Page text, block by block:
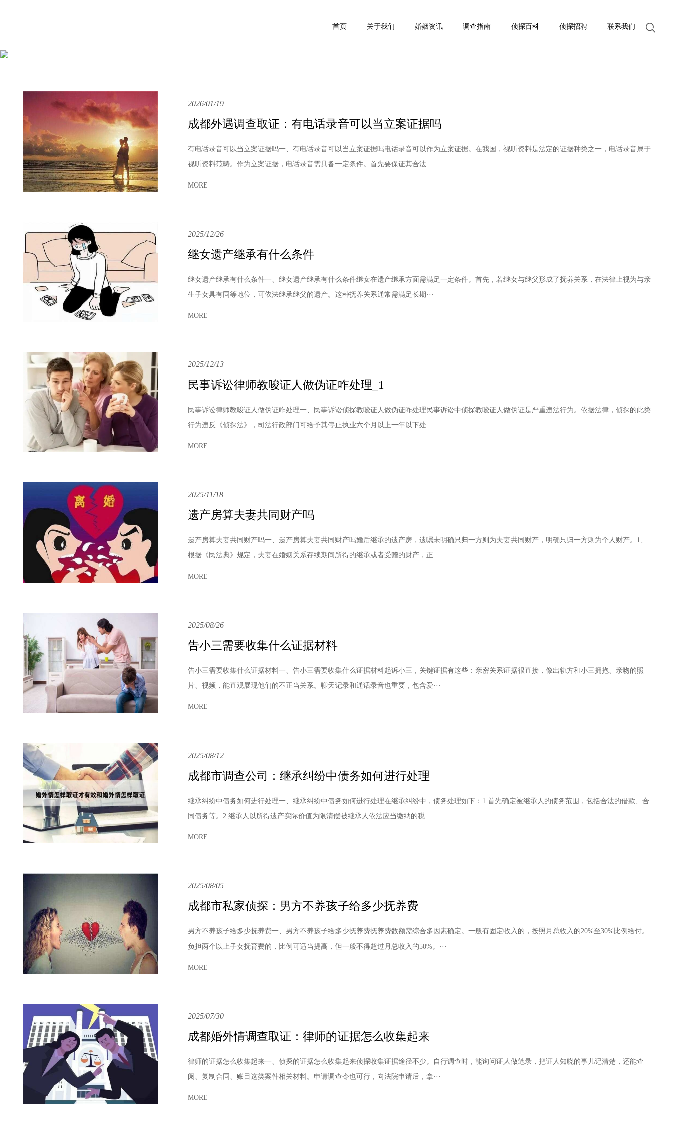
首页 关于我们 婚姻资讯 调查指南 侦探百科 侦探招聘 联系我们
2026/01/19
成都外遇调查取证：有电话录音可以当立案证据吗
有电话录音可以当立案证据吗一、有电话录音可以当立案证据吗电话录音可以作为立案证据。在我国，视听资料是法定的证据种类之一，电话录音属于
视听资料范畴。作为立案证据，电话录音需具备一定条件。首先要保证其合法···
MORE
2025/12/26
继女遗产继承有什么条件
继女遗产继承有什么条件一、继女遗产继承有什么条件继女在遗产继承方面需满足一定条件。首先，若继女与继父形成了抚养关系，在法律上视为与亲
生子女具有同等地位，可依法继承继父的遗产。这种抚养关系通常需满足长期···
MORE
2025/12/13
民事诉讼律师教唆证人做伪证咋处理_1
民事诉讼律师教唆证人做伪证咋处理一、民事诉讼侦探教唆证人做伪证咋处理民事诉讼中侦探教唆证人做伪证是严重违法行为。依据法律，侦探的此类
行为违反《侦探法》，司法行政部门可给予其停止执业六个月以上一年以下处···
MORE
2025/11/18
遗产房算夫妻共同财产吗
遗产房算夫妻共同财产吗一、遗产房算夫妻共同财产吗婚后继承的遗产房，遗嘱未明确只归一方则为夫妻共同财产，明确只归一方则为个人财产。1、
根据《民法典》规定，夫妻在婚姻关系存续期间所得的继承或者受赠的财产，正···
MORE
2025/08/26
告小三需要收集什么证据材料
告小三需要收集什么证据材料一、告小三需要收集什么证据材料起诉小三，关键证据有这些：亲密关系证据很直接，像出轨方和小三拥抱、亲吻的照
片、视频，能直观展现他们的不正当关系。聊天记录和通话录音也重要，包含爱···
MORE
2025/08/12
成都市调查公司：继承纠纷中债务如何进行处理
继承纠纷中债务如何进行处理一、继承纠纷中债务如何进行处理在继承纠纷中，债务处理如下：1.首先确定被继承人的债务范围，包括合法的借款、合
同债务等。2.继承人以所得遗产实际价值为限清偿被继承人依法应当缴纳的税···
MORE
2025/08/05
成都市私家侦探：男方不养孩子给多少抚养费
男方不养孩子给多少抚养费一、男方不养孩子给多少抚养费抚养费数额需综合多因素确定。一般有固定收入的，按照月总收入的20%至30%比例给付。
负担两个以上子女抚育费的，比例可适当提高，但一般不得超过月总收入的50%。···
MORE
2025/07/30
成都婚外情调查取证：律师的证据怎么收集起来
律师的证据怎么收集起来一、侦探的证据怎么收集起来侦探收集证据途径不少。自行调查时，能询问证人做笔录，把证人知晓的事儿记清楚，还能查
阅、复制合同、账目这类案件相关材料。申请调查令也可行，向法院申请后，拿···
MORE